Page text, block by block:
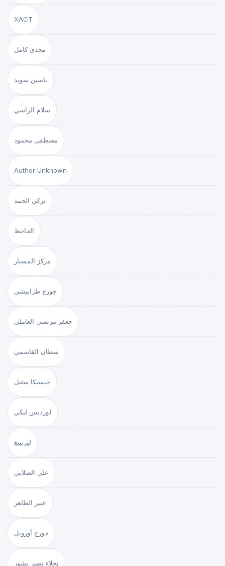
XACT
مجدي كامل
ياسين سويد
سلام الراسي
مصطفى محمود
Author Unknown
تركي الحمد
الجاحظ
مركز المسبار
جورج طرابيشي
جعفر مرتضى العاملي
سطان القاسمي
جيسيكا ستيل
لورديس لبكي
ليرنينغ
علي الصلابي
عبير الطاهر
جورج أورويل
نجلاء نصير بشور